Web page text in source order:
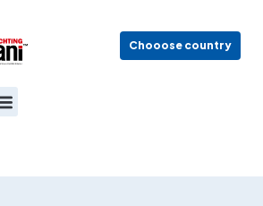
Chooose country